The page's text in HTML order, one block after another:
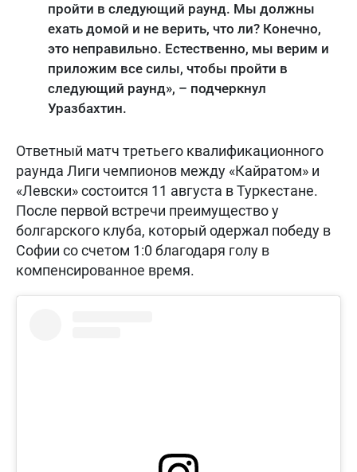
пройти в следующий раунд. Мы должны
ехать домой и не верить, что ли? Конечно,
это неправильно. Естественно, мы верим и
приложим все силы, чтобы пройти в
следующий раунд», – подчеркнул
Уразбахтин.
Ответный матч третьего квалификационного
раунда Лиги чемпионов между «Кайратом» и
«Левски» состоится 11 августа в Туркестане.
После первой встречи преимущество у
болгарского клуба, который одержал победу в
Софии со счетом 1:0 благодаря голу в
компенсированное время.